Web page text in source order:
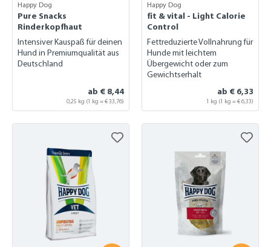
Happy Dog
Pure Snacks
Rinderkopfhaut
Intensiver Kauspaß für deinen
Hund in Premiumqualität aus
Deutschland
ab € 8,44
0,25 kg (1 kg = € 33,76)
Happy Dog
fit & vital - Light Calorie
Control
Fettreduzierte Vollnahrung für
Hunde mit leichtem
Übergewicht oder zum
Gewichtserhalt
ab € 6,33
1 kg (1 kg = € 6,33)